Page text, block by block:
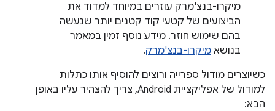
מיקרו-בנצ'מרק עוזרים במיוחד למדוד את
הביצועים של קטעי קוד קטנים יותר שנעשה
בהם שימוש חוזר. מידע נוסף זמין במאמר
בנושא מיקרו-בנצ'מרק.
כשיוצרים מודול ספרייה ורוצים להוסיף אותו כתלות
למודול של אפליקציית Android, צריך להצהיר עליו באופן
הבא: